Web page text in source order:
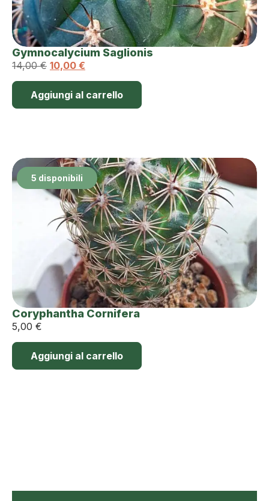
Gymnocalycium Saglionis
14,00€ 10,00 €
Aggiungi al carrello
5 disponibili
Coryphantha Cornifera
5,00 €
Aggiungi al carrello